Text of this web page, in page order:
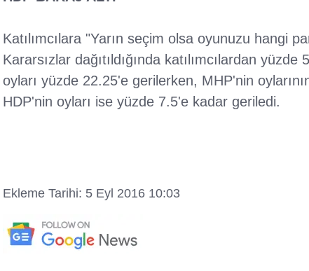
Katılımcılara "Yarın seçim olsa oyunuzu hangi
Kararsızlar dağıtıldığında katılımcılardan
oyları yüzde 22.25'e gerilerken, MHP'nin
HDP'nin oyları ise yüzde 7.5'e kadar geriledi.
Ekleme Tarihi: 5 Eyl 2016 10:03